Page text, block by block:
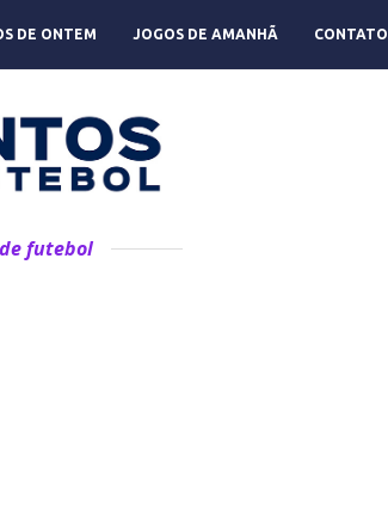
DE ONTEM JOGOS DE AMANHÃ CONTATO
futebol